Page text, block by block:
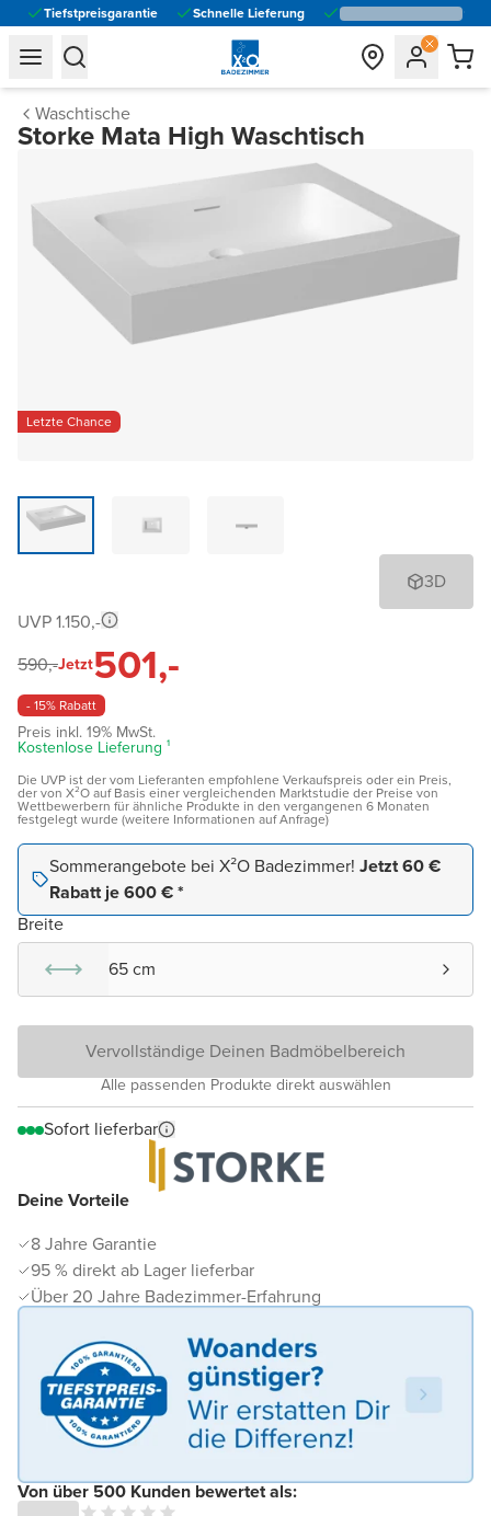
Tiefstpreisgarantie Schnelle Lieferung
general.navigation.toggle_menu.label
general.navigation.toggle_menu.label
Waschtische
Storke Mata High Waschtisch
Letzte Chance
3D
Deine Vorteile
8 Jahre Garantie
95 % direkt ab Lager lieferbar
Über 20 Jahre Badezimmer-Erfahrung
Von über 500 Kunden bewertet als:
UVP 1.150,-
590,-Jetzt501,-
- 15% Rabatt
Preis inkl. 19% MwSt.
Kostenlose Lieferung ¹
Die UVP ist der vom Lieferanten empfohlene Verkaufspreis oder ein Preis,
der von X²O auf Basis einer vergleichenden Marktstudie der Preise von
Wettbewerbern für ähnliche Produkte in den vergangenen 6 Monaten
festgelegt wurde (weitere Informationen auf Anfrage)
Sommerangebote bei X²O Badezimmer! Jetzt 60 €
Rabatt je 600 € *
Breite
65 cm
Vervollständige Deinen Badmöbelbereich
Alle passenden Produkte direkt auswählen
Sofort lieferbar